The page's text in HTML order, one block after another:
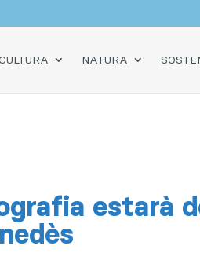
NATURA
estarà